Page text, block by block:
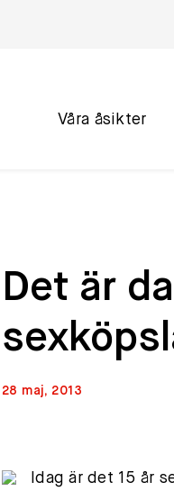
Våra åsikter
Det är
28 maj, 2013
Idag är det 15 år